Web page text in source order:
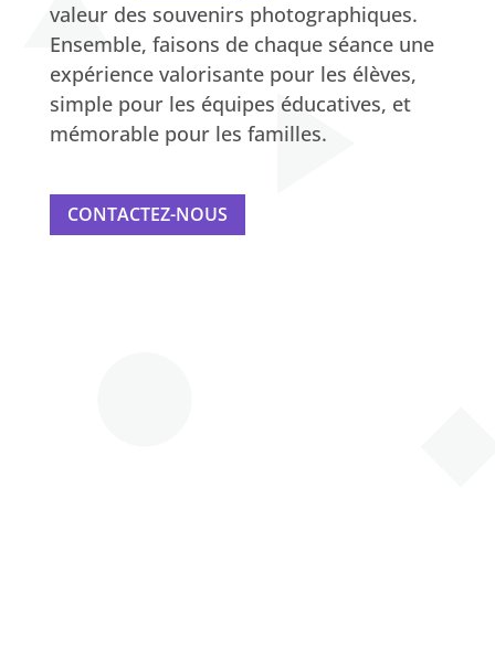
valeur des souvenirs photographiques.
Ensemble, faisons de chaque séance une
expérience valorisante pour les élèves,
simple pour les équipes éducatives, et
mémorable pour les familles.
CONTACTEZ-NOUS